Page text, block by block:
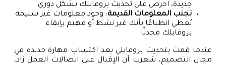
جديدة، احرص على تحديث بروفايلك بشكل دوري.
تجنب المعلومات القديمة: وجود معلومات غير سليمة
يُعطي انطباعًا بأنك غير نشط أو مهتم بإبقاء
بروفايلك محدثًا.
عندما قمت بتحديث بروفايلي بعد اكتساب مهارة جديدة في
مجال التصميم، شعرت أن الإقبال على اتصالات العمل زاد،